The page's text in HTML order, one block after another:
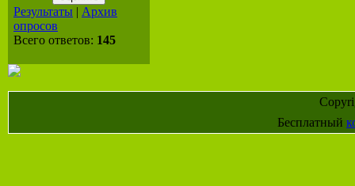
Результаты | Архив
опросов
Всего ответов: 145
Бесплатный